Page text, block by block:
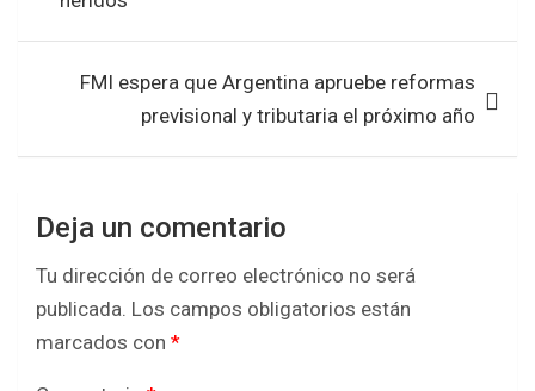
o
k
p
FMI espera que Argentina apruebe reformas
previsional y tributaria el próximo año
Deja un comentario
Tu dirección de correo electrónico no será
publicada. Los campos obligatorios están
marcados con *